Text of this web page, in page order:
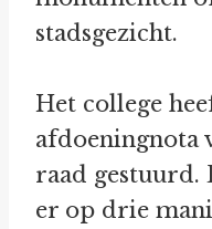
stadsgezicht.
Het college
afdoeningnota
raad gestuurd.
er op drie